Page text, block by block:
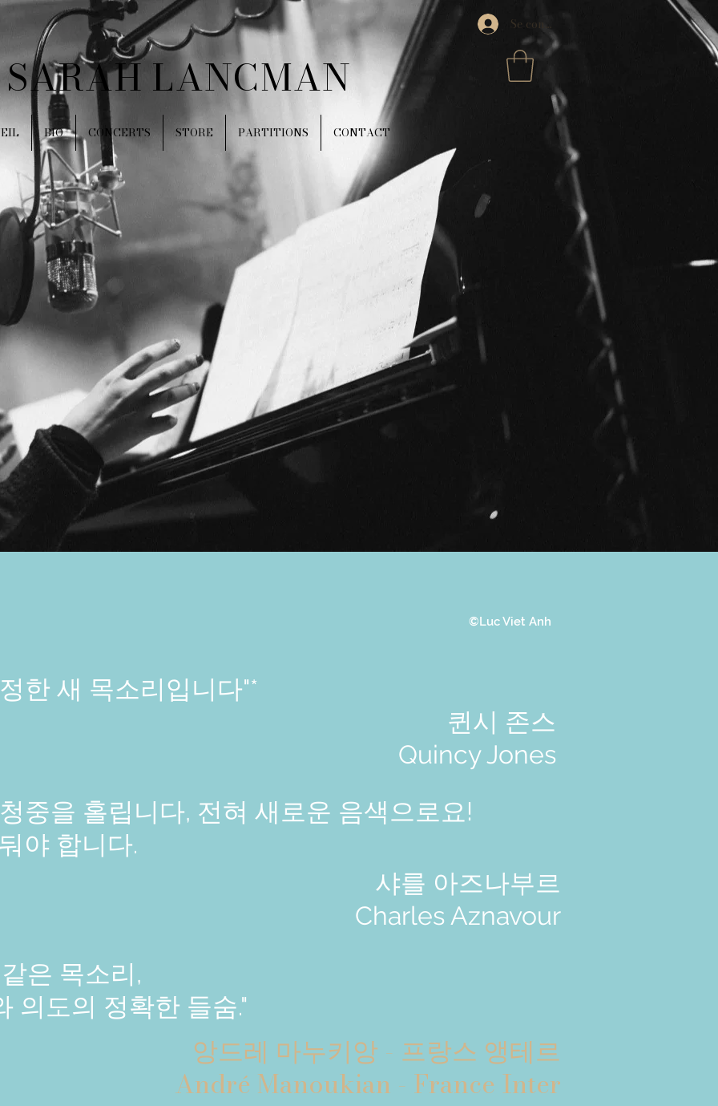
Se connecter
SARAH LANCMAN
BIO CONCERTS STORE PARTITIONS CONTACT
©Luc Viet Anh
한 새 목소리입니다"*
퀸시 존스
Quincy Jones
중을 홀립니다, 전혀 새로운 음색으로요!
야 합니다.
샤를 아즈나부르
Charles Aznavour
은 목소리,
의도의 정확한 들숨."
앙드레 마누키앙 - 프랑스 앵테르
André Manoukian - France Inter